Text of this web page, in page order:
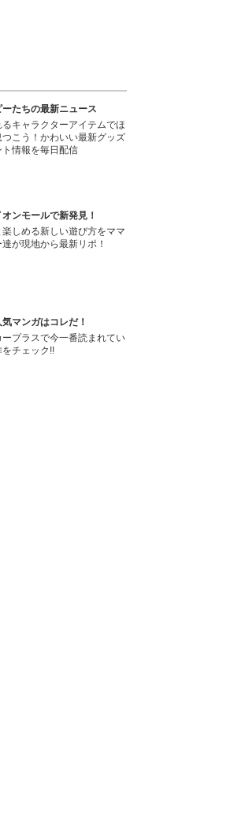
ーたちの最新ニュース
キャラクターアイテムでほ
つこう！かわいい最新グッズ
ト情報を毎日配信
ンモールで新発見！
しめる新しい遊び方をママ
が現地から最新リポ！
マンガはコレだ！
ープラスで今一番読まれてい
をチェック!!